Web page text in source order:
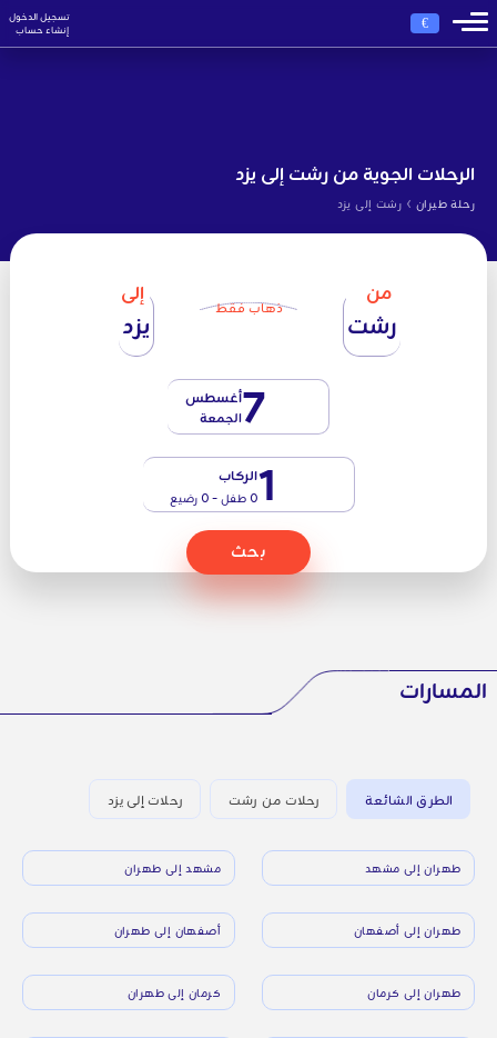
€
تسجيل الدخول
إنشاء حساب
الرحلات الجوية من رشت إلى يزد
رحلة طيران › رشت إلى يزد
من
رشت ذهاب فقط
إلى
يزد
7أغسطس
الجمعة
1الركاب
0 طفل - 0 رضيع
بحث
المسارات
الطرق الشائعة رحلات من رشت رحلات إلى يزد
طهران إلى مشهد مشهد إلى طهران
طهران إلى أصفهان أصفهان إلى طهران
طهران إلى كرمان كرمان إلى طهران